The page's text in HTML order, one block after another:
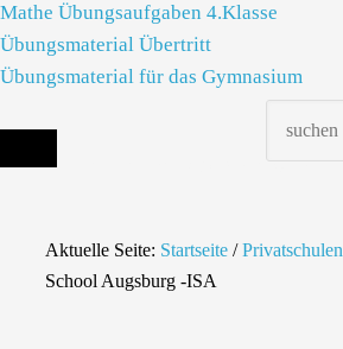
Mathe Übungsaufgaben 4.Klasse
Übungsmaterial Übertritt
Übungsmaterial für das Gymnasium
Die richtige Schule finden - dein Infoportal zur Schulsuche in Deutschland
Aktuelle Seite: Startseite / Privatschulen
School Augsburg -ISA